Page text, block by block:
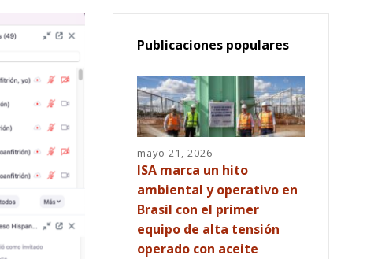
Publicaciones populares
mayo 21, 2026
ISA marca un hito
ambiental y operativo en
Brasil con el primer
equipo de alta tensión
operado con aceite